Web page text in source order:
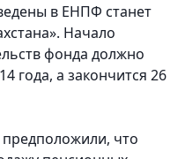
в ЕНПФ станет
Начало
фонда должно
года, а закончится 26
что